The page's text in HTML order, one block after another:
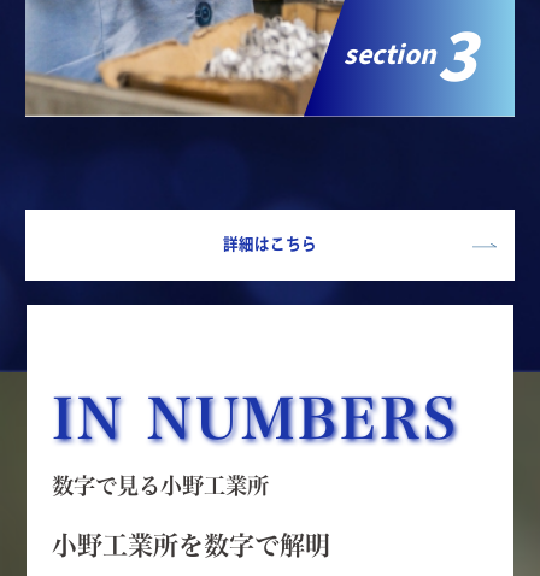
section3
詳細はこちら
IN NUMBERS
数字で見る小野工業所
小野工業所を数字で解明